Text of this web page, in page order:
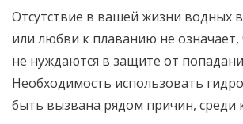
Отсутствие в вашей жизни водных
или любви к плаванию не
не нуждаются в защите от
Необходимость использовать
быть вызвана рядом причин, среди